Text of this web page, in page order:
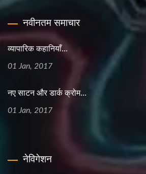
नवीनतम समाचार
व्यापारिक कहानियाँ...
01 Jan, 2017
नए साटन और डार्क क्रोम...
01 Jan, 2017
नेविगेशन